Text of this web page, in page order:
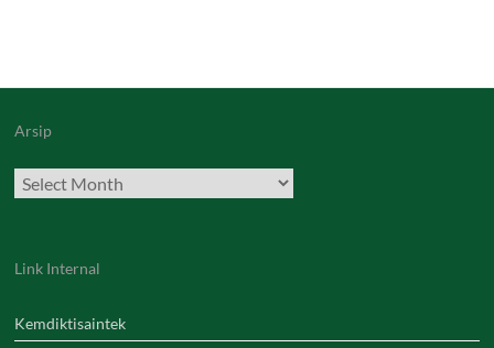
Arsip
Archives
Link Internal
Kemdiktisaintek